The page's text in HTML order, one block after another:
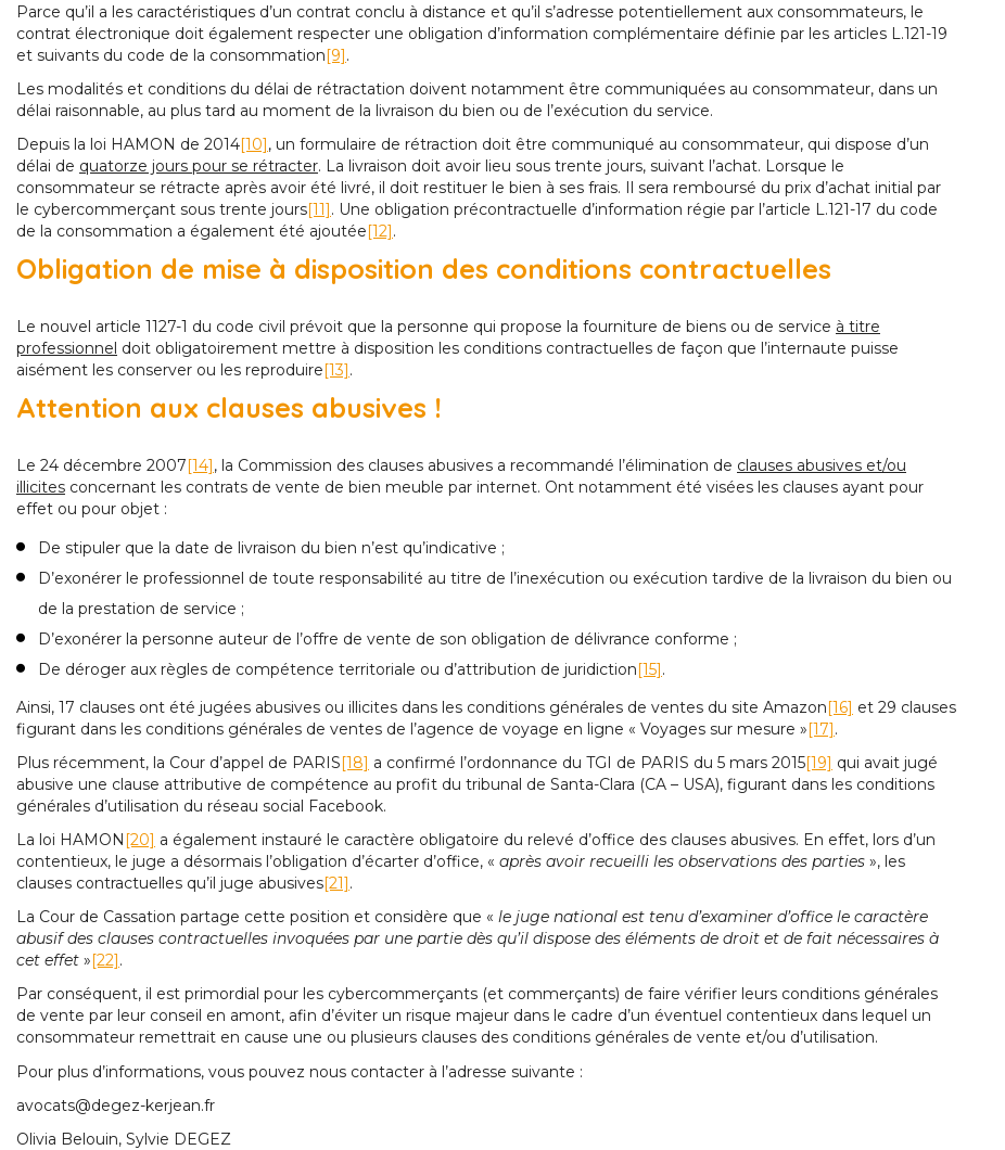
Parce qu’il a les caractéristiques d’un contrat conclu à distance et qu’il s’adresse potentiellement aux consommateurs, le
contrat électronique doit également respecter une obligation d’information complémentaire définie par les articles L.121-19
et suivants du code de la consommation[9].
Les modalités et conditions du délai de rétractation doivent notamment être communiquées au consommateur, dans un
délai raisonnable, au plus tard au moment de la livraison du bien ou de l’exécution du service.
Depuis la loi HAMON de 2014[10], un formulaire de rétraction doit être communiqué au consommateur, qui dispose d’un
délai de quatorze jours pour se rétracter. La livraison doit avoir lieu sous trente jours, suivant l’achat. Lorsque le
consommateur se rétracte après avoir été livré, il doit restituer le bien à ses frais. Il sera remboursé du prix d’achat initial par
le cybercommerçant sous trente jours[11]. Une obligation précontractuelle d’information régie par l’article L.121-17 du code
de la consommation a également été ajoutée[12].
Obligation de mise à disposition des conditions contractuelles
Le nouvel article 1127-1 du code civil prévoit que la personne qui propose la fourniture de biens ou de service à titre
professionnel doit obligatoirement mettre à disposition les conditions contractuelles de façon que l’internaute puisse
aisément les conserver ou les reproduire[13].
Attention aux clauses abusives !
Le 24 décembre 2007 [14] , la Commission des clauses abusives a recommandé l’élimination de clauses abusives et/ou
illicites concernant les contrats de vente de bien meuble par internet. Ont notamment été visées les clauses ayant pour
effet ou pour objet :
De stipuler que la date de livraison du bien n’est qu’indicative ;
D’exonérer le professionnel de toute responsabilité au titre de l’inexécution ou exécution tardive de la livraison du bien ou
de la prestation de service ;
D’exonérer la personne auteur de l’offre de vente de son obligation de délivrance conforme ;
De déroger aux règles de compétence territoriale ou d’attribution de juridiction[15].
Ainsi, 17 clauses ont été jugées abusives ou illicites dans les conditions générales de ventes du site Amazon[16] et 29 clauses
figurant dans les conditions générales de ventes de l’agence de voyage en ligne « Voyages sur mesure »[17].
Plus récemment, la Cour d’appel de PARIS[18] a confirmé l’ordonnance du TGI de PARIS du 5 mars 2015[19] qui avait jugé
abusive une clause attributive de compétence au profit du tribunal de Santa-Clara (CA – USA), figurant dans les conditions
générales d’utilisation du réseau social Facebook.
La loi HAMON[20] a également instauré le caractère obligatoire du relevé d’office des clauses abusives. En effet, lors d’un
contentieux, le juge a désormais l’obligation d’écarter d’office, « après avoir recueilli les observations des parties », les
clauses contractuelles qu’il juge abusives[21].
La Cour de Cassation partage cette position et considère que « le juge national est tenu d’examiner d’office le caractère
abusif des clauses contractuelles invoquées par une partie dès qu’il dispose des éléments de droit et de fait nécessaires à
cet effet »[22].
Par conséquent, il est primordial pour les cybercommerçants (et commerçants) de faire vérifier leurs conditions générales
de vente par leur conseil en amont, afin d’éviter un risque majeur dans le cadre d’un éventuel contentieux dans lequel un
consommateur remettrait en cause une ou plusieurs clauses des conditions générales de vente et/ou d’utilisation.
Pour plus d’informations, vous pouvez nous contacter à l’adresse suivante :
avocats@degez-kerjean.fr
Olivia Belouin, Sylvie DEGEZ